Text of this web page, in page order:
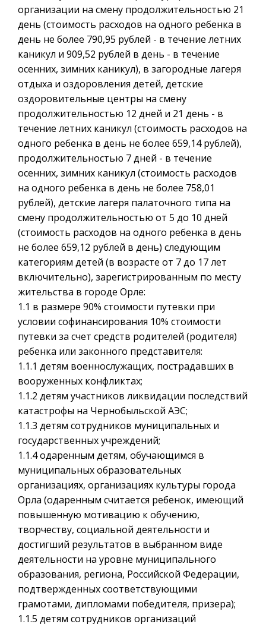
организации на смену продолжительностью 21
день (стоимость расходов на одного ребенка в
день не более 790,95 рублей - в течение летних
каникул и 909,52 рублей в день - в течение
осенних, зимних каникул), в загородные лагеря
отдыха и оздоровления детей, детские
оздоровительные центры на смену
продолжительностью 12 дней и 21 день - в
течение летних каникул (стоимость расходов на
одного ребенка в день не более 659,14 рублей),
продолжительностью 7 дней - в течение
осенних, зимних каникул (стоимость расходов
на одного ребенка в день не более 758,01
рублей), детские лагеря палаточного типа на
смену продолжительностью от 5 до 10 дней
(стоимость расходов на одного ребенка в день
не более 659,12 рублей в день) следующим
категориям детей (в возрасте от 7 до 17 лет
включительно), зарегистрированным по месту
жительства в городе Орле:
1.1 в размере 90% стоимости путевки при
условии софинансирования 10% стоимости
путевки за счет средств родителей (родителя)
ребенка или законного представителя:
1.1.1 детям военнослужащих, пострадавших в
вооруженных конфликтах;
1.1.2 детям участников ликвидации последствий
катастрофы на Чернобыльской АЭС;
1.1.3 детям сотрудников муниципальных и
государственных учреждений;
1.1.4 одаренным детям, обучающимся в
муниципальных образовательных
организациях, организациях культуры города
Орла (одаренным считается ребенок, имеющий
повышенную мотивацию к обучению,
творчеству, социальной деятельности и
достигший результатов в выбранном виде
деятельности на уровне муниципального
образования, региона, Российской Федерации,
подтвержденных соответствующими
грамотами, дипломами победителя, призера);
1.1.5 детям сотрудников организаций